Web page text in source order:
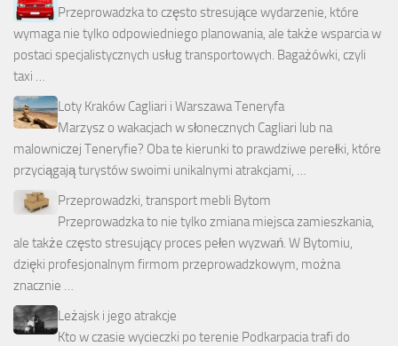
Przeprowadzka to często stresujące wydarzenie, które
wymaga nie tylko odpowiedniego planowania, ale także wsparcia w
postaci specjalistycznych usług transportowych. Bagażówki, czyli
taxi …
Loty Kraków Cagliari i Warszawa Teneryfa
Marzysz o wakacjach w słonecznych Cagliari lub na
malowniczej Teneryfie? Oba te kierunki to prawdziwe perełki, które
przyciągają turystów swoimi unikalnymi atrakcjami, …
Przeprowadzki, transport mebli Bytom
Przeprowadzka to nie tylko zmiana miejsca zamieszkania,
ale także często stresujący proces pełen wyzwań. W Bytomiu,
dzięki profesjonalnym firmom przeprowadzkowym, można
znacznie …
Leżajsk i jego atrakcje
Kto w czasie wycieczki po terenie Podkarpacia trafi do